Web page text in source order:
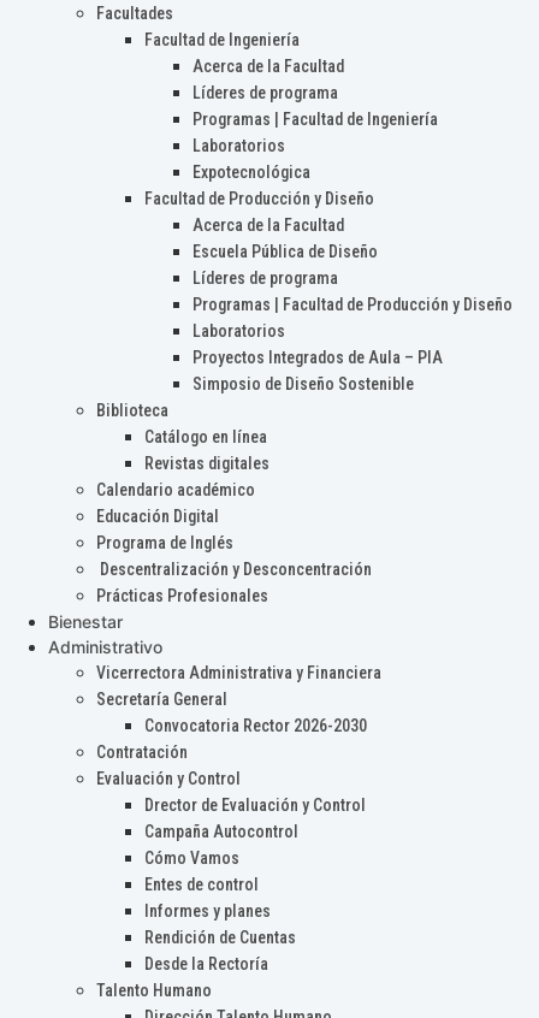
Facultades
Facultad de Ingeniería
Acerca de la Facultad
Líderes de programa
Programas | Facultad de Ingeniería
Laboratorios
Expotecnológica
Facultad de Producción y Diseño
Acerca de la Facultad
Escuela Pública de Diseño
Líderes de programa
Programas | Facultad de Producción y Diseño
Laboratorios
Proyectos Integrados de Aula – PIA
Simposio de Diseño Sostenible
Biblioteca
Catálogo en línea
Revistas digitales
Calendario académico
Educación Digital
Programa de Inglés
Descentralización y Desconcentración
Prácticas Profesionales
Bienestar
Administrativo
Vicerrectora Administrativa y Financiera
Secretaría General
Convocatoria Rector 2026-2030
Contratación
Evaluación y Control
Drector de Evaluación y Control
Campaña Autocontrol
Cómo Vamos
Entes de control
Informes y planes
Rendición de Cuentas
Desde la Rectoría
Talento Humano